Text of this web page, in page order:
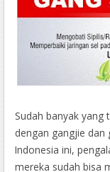
Sudah banyak yang
dengan gangjie dan
Indonesia ini,
mereka sudah bisa